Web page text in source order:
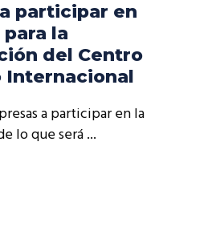
participar en
la
del Centro
a participar en la
lo que será